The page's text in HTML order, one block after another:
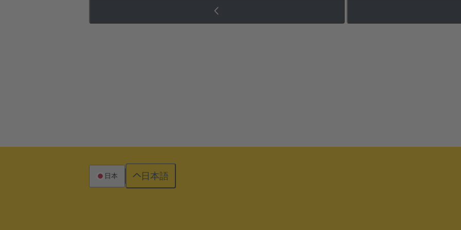
日本 日本語